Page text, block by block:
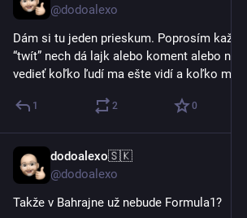
@dodoalexo
Dám si tu jeden prieskum. Poprosím
“twít” nech dá lajk alebo koment alebo
vedieť koľko ľudí ma ešte vidí a koľko ma
1 2 0
dodoalexo🇸🇰
@dodoalexo
Takže v Bahrajne už nebude Formula1?